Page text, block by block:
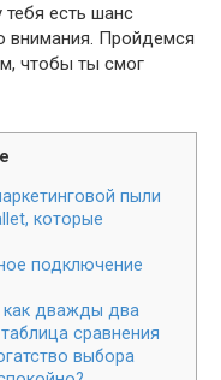
тебя есть шанс
внимания. Пройдемся
чтобы ты смог
пыли
которые
подключение
как дважды два
сравнения
выбора